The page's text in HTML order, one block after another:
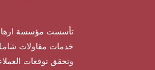
تأسست مؤسسة ارهام
خدمات مقاولات
وتحقق توقعات